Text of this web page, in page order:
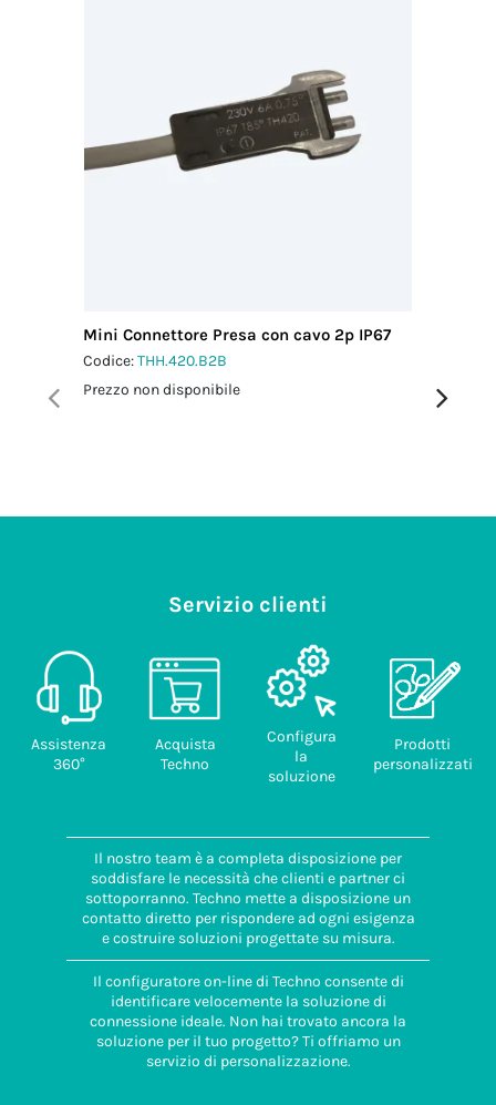
Mini Connettore Presa con cavo 2p IP67
Codice:THH.420.B2B
Prezzo non disponibile
Prezzo
Servizio clienti
Assistenza
360°
Acquista
Techno
Configura
la
soluzione
Prodotti
personalizzati
Il nostro team è a completa disposizione per
soddisfare le necessità che clienti e partner ci
sottoporranno. Techno mette a disposizione un
contatto diretto per rispondere ad ogni esigenza
e costruire soluzioni progettate su misura.
Il configuratore on-line di Techno consente di
identificare velocemente la soluzione di
connessione ideale. Non hai trovato ancora la
soluzione per il tuo progetto? Ti offriamo un
servizio di personalizzazione.